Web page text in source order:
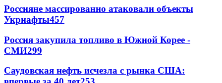
Россияне массированно атаковали объекты
Укрнафты457
Россия закупила топливо в Южной Корее -
СМИ299
Саудовская нефть исчезла с рынка США: